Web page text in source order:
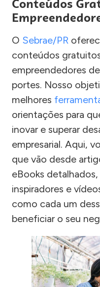
Conteúdos
O Sebrae/PR
conteúdos
empreendedores
portes. Nosso
melhores
orientações para
inovar e superar
empresarial. Aqui,
que vão desde
eBooks
inspiradores e
como cada um
beneficiar o seu